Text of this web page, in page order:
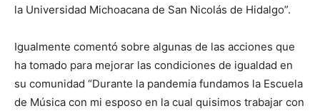
la Universidad Michoacana de San Nicolás de Hidalgo”.
Igualmente comentó sobre algunas de las acciones que
ha tomado para mejorar las condiciones de igualdad en
su comunidad “Durante la pandemia fundamos la Escuela
de Música con mi esposo en la cual quisimos trabajar con